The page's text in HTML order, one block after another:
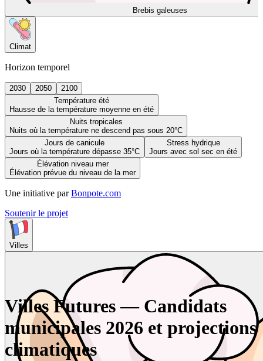
Brebis galeuses
Climat
Horizon temporel
2030 2050
2100
Température été
Hausse de la température moyenne en été
Nuits tropicales
Nuits où la température ne descend pas sous 20°C
Jours de canicule
Jours où la température dépasse 35°C
Stress hydrique
Jours avec sol sec en été
Élévation niveau mer
Élévation prévue du niveau de la mer
Une initiative par Bonpote.com
Soutenir le projet
Villes
Villes Futures — Candidats
municipales 2026 et projections
climatiques